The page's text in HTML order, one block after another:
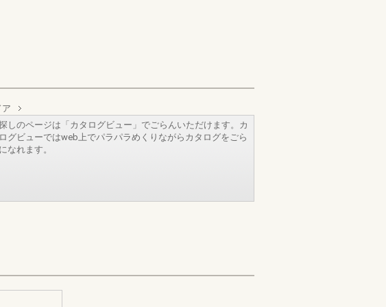
しのページは「カタログビュー」でごらんいただけます。カ
グビューではweb上でパラパラめくりながらカタログをごら
なれます。